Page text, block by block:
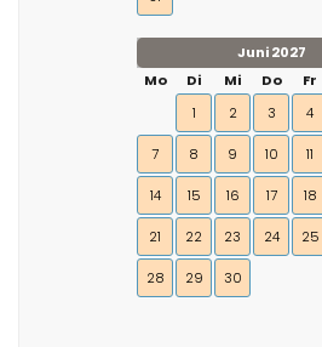
Juni 2027
Mo
Di Mi Do Fr
1
2 3 4
7 8 9 10 11
14 15 16 17 18
21 22 23 24 25
28 29 30